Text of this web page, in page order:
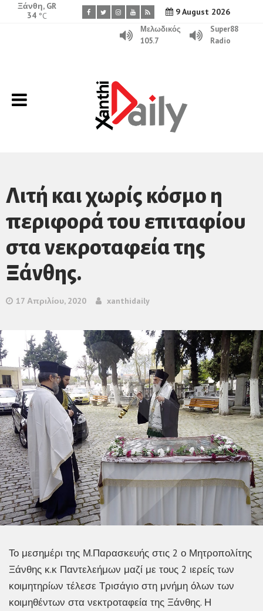
9 August 2026
Ξάνθη, GR
34 °C
Μελωδικός
105.7
Super88
Radio
Λιτή και χωρίς κόσμο η
περιφορά του επιταφίου
στα νεκροταφεία της
Ξάνθης.
17 Απριλίου, 2020 xanthidaily
Το μεσημέρι της Μ.Παρασκευής στις 2 ο Μητροπολίτης
Ξάνθης κ.κ Παντελεήμων μαζί με τους 2 ιερείς των
κοιμητηρίων τέλεσε Τρισάγιο στη μνήμη όλων των
κοιμηθέντων στα νεκτροταφεία της Ξάνθης. Η